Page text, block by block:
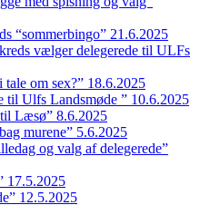
“sommerbingo” 21.6.2025
vælger delegerede til ULFs
om sex?” 18.6.2025
til Ulfs Landsmøde ” 10.6.2025
Læsø” 8.6.2025
murene” 5.6.2025
og valg af delegerede”
17.5.2025
12.5.2025